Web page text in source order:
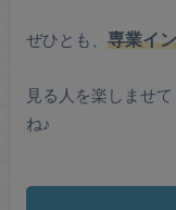
ぜひとも、 専業イ
見る人を楽しませ
ね♪